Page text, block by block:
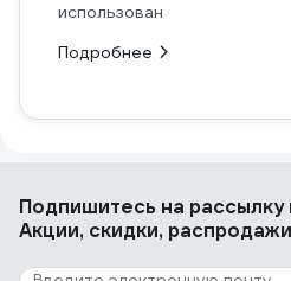
использован
Подробнее
Подпишитесь на рассылку
Акции, скидки,